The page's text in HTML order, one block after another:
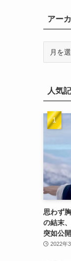
アー
ブ人気
思わず
の結末
突如公開
2022年